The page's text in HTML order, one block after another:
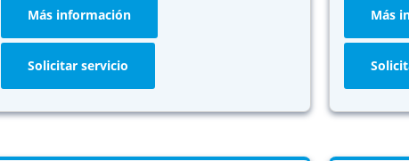
Más información
Solicitar servicio
Más